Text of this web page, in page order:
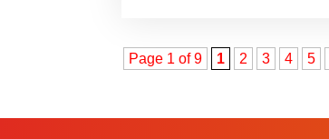
Page 1 of 9 1 2 3 4 5